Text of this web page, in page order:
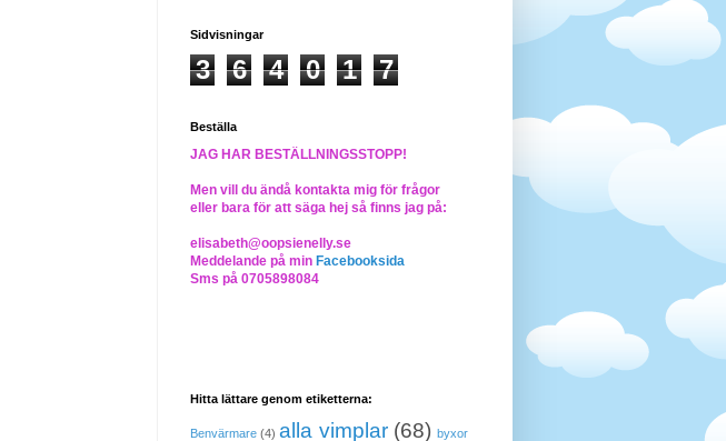
Sidvisningar
3 6 4 0 1 7
Beställa
JAG HAR BESTÄLLNINGSSTOPP!
Men vill du ändå kontakta mig för frågor
eller bara för att säga hej så finns jag på:
elisabeth@oopsienelly.se
Meddelande på min Facebooksida
Sms på 0705898084
Hitta lättare genom etiketterna:
Benvärmare (4) alla vimplar (68) byxor